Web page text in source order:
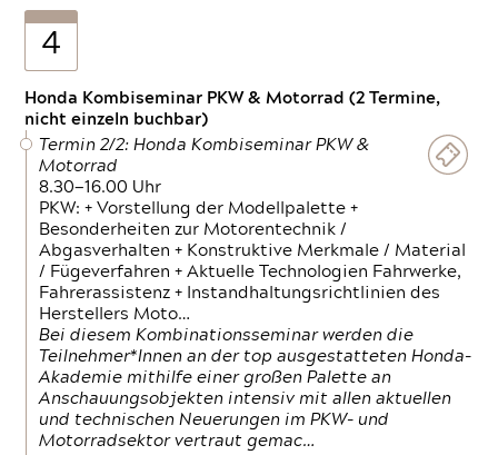
4
Honda Kombiseminar PKW & Motorrad (2 Termine,
nicht einzeln buchbar)
Termin 2/2: Honda Kombiseminar PKW &
Motorrad
8.30—16.00 Uhr
PKW: + Vorstellung der Modellpalette +
Besonderheiten zur Motorentechnik /
Abgasverhalten + Konstruktive Merkmale / Material
/ Fügeverfahren + Aktuelle Technologien Fahrwerke,
Fahrerassistenz + Instandhaltungsrichtlinien des
Herstellers Moto…
Bei diesem Kombinationsseminar werden die
Teilnehmer*Innen an der top ausgestatteten Honda-
Akademie mithilfe einer großen Palette an
Anschauungsobjekten intensiv mit allen aktuellen
und technischen Neuerungen im PKW- und
Motorradsektor vertraut gemac…